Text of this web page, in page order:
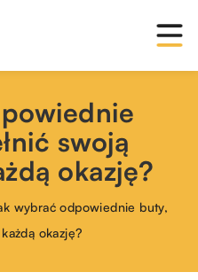
swoją
okazję?
wybrać odpowiednie buty,
okazję?